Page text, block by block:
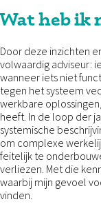
Wat heb ik
Door deze inzichten
volwaardig adviseur:
wanneer iets niet
tegen het systeem
werkbare
heeft. In de loop der
systemische
om complexe
feitelijk te
verliezen. Met die
waarbij mijn gevoel
vinden.